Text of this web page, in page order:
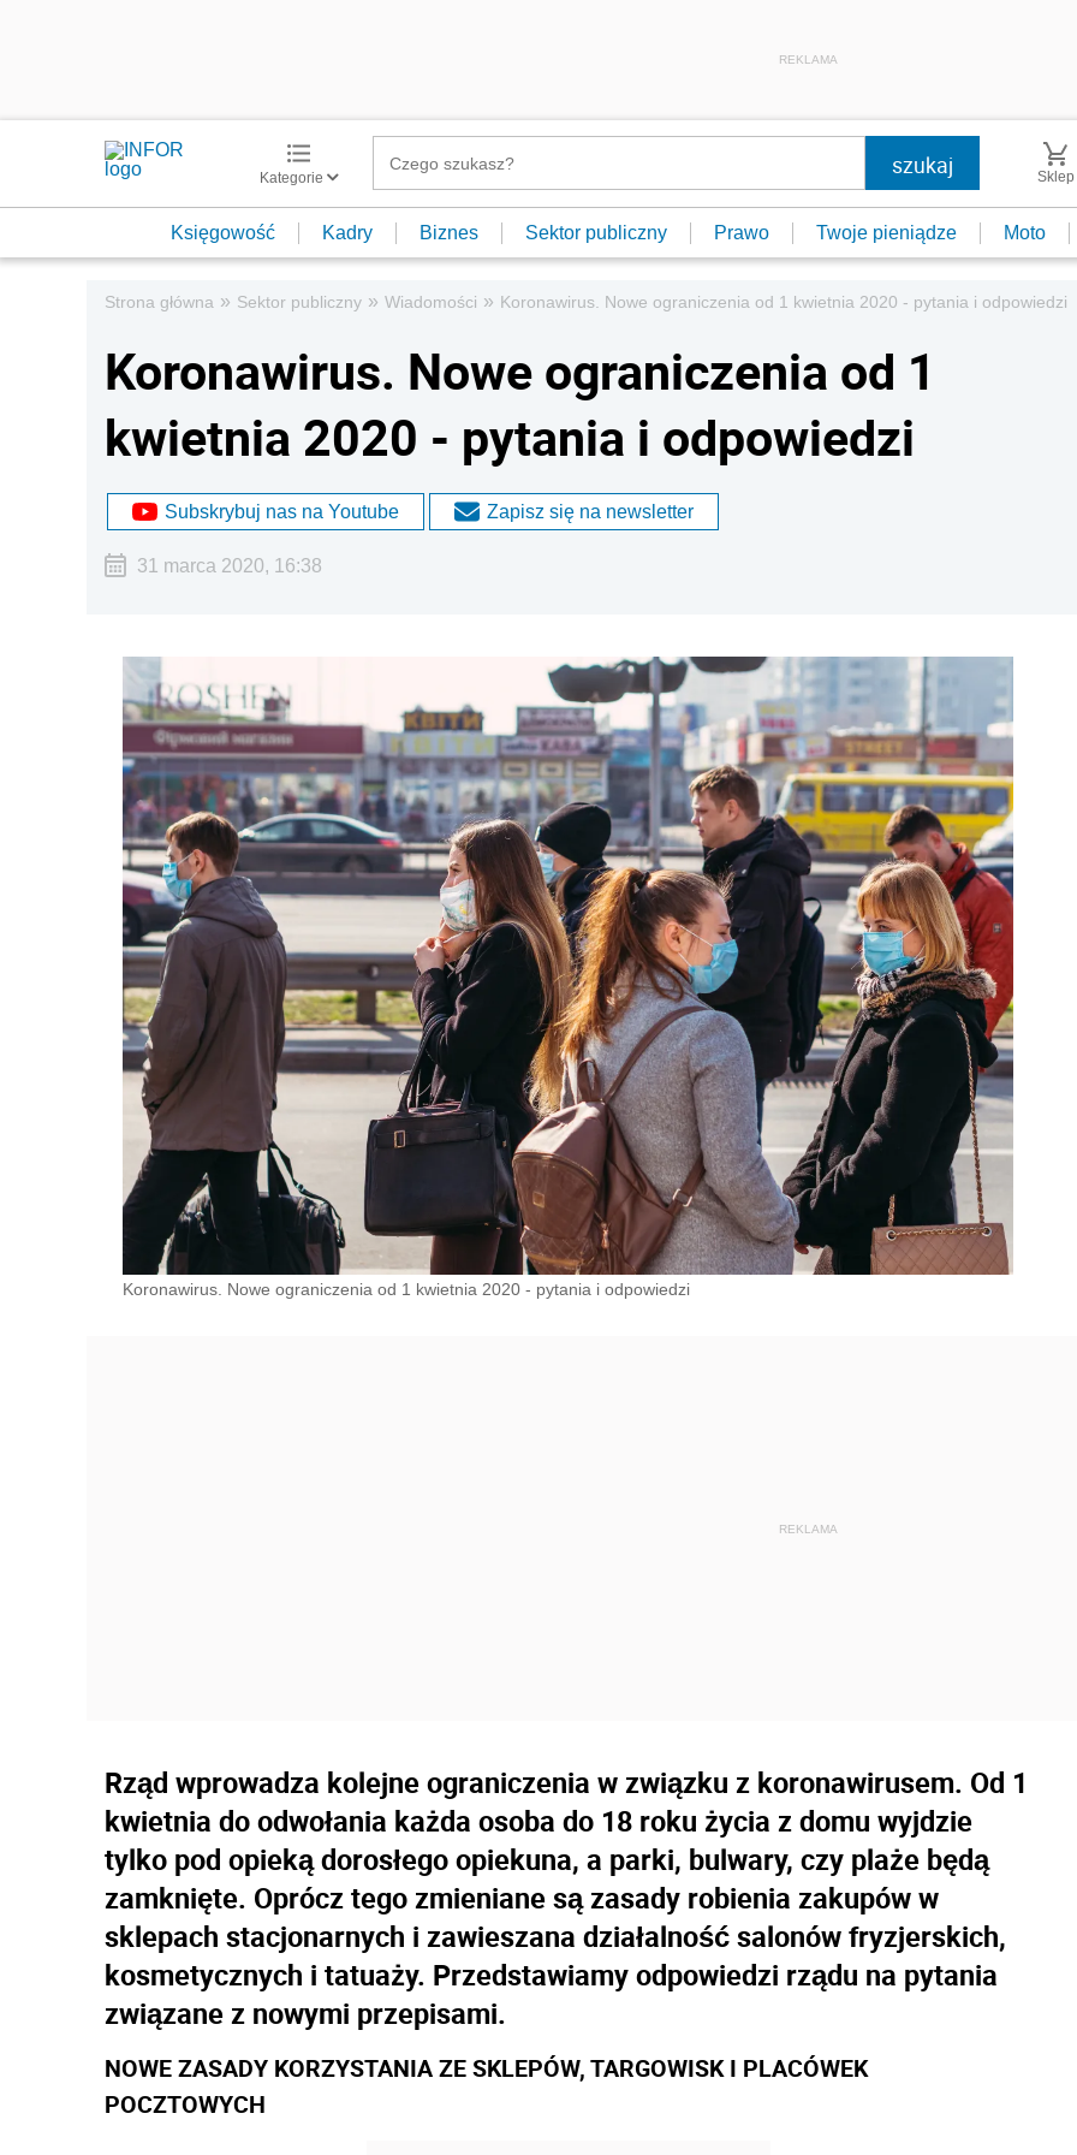
REKLAMA
Kategorie Sklep
Księgowość Kadry Biznes Sektor publiczny Prawo Twoje pieniądze Moto
Strona główna » Sektor publiczny » Wiadomości » Koronawirus. Nowe ograniczenia od 1 kwietnia 2020 - pytania i odpowiedzi
Koronawirus. Nowe ograniczenia od 1
kwietnia 2020 - pytania i odpowiedzi
Subskrybuj nas na Youtube Zapisz się na newsletter
31 marca 2020, 16:38
Koronawirus. Nowe ograniczenia od 1 kwietnia 2020 - pytania i odpowiedzi
Rząd wprowadza kolejne ograniczenia w związku z koronawirusem. Od 1
kwietnia do odwołania każda osoba do 18 roku życia z domu wyjdzie
tylko pod opieką dorosłego opiekuna, a parki, bulwary, czy plaże będą
zamknięte. Oprócz tego zmieniane są zasady robienia zakupów w
sklepach stacjonarnych i zawieszana działalność salonów fryzjerskich,
kosmetycznych i tatuaży. Przedstawiamy odpowiedzi rządu na pytania
związane z nowymi przepisami.
NOWE ZASADY KORZYSTANIA ZE SKLEPÓW, TARGOWISK I PLACÓWEK
POCZTOWYCH